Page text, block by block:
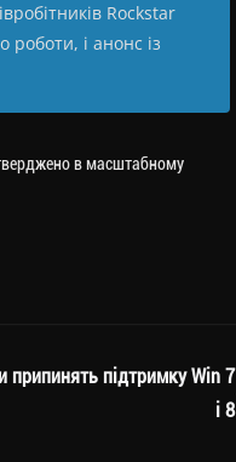
Rockstar
і анонс із
в масштабному
припинять підтримку Win 7
і 8